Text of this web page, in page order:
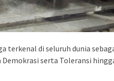
terkenal di seluruh dunia
Demokrasi serta Toleransi